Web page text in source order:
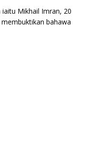
Mikhail Imran, 20
bahawa